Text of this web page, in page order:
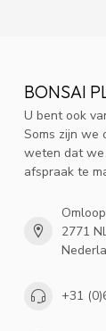
BONSAI
U bent ook
Soms zijn we
weten dat we
afspraak te
2771
+31